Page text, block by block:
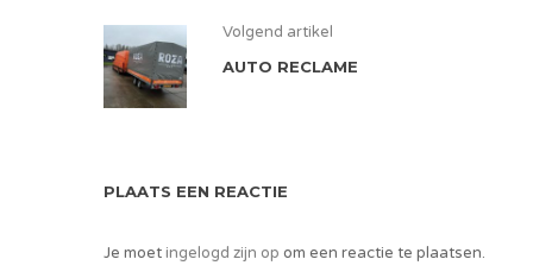
Volgend artikel
AUTO RECLAME
PLAATS EEN REACTIE
Je moetingelogd zijn op om een reactie te plaatsen.